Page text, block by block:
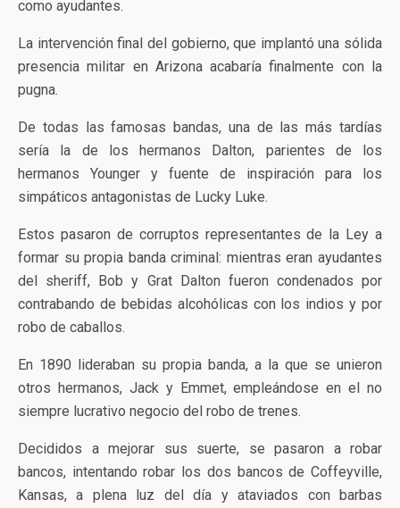
como ayudantes.
La intervención final del gobierno, que implantó una sólida
presencia militar en Arizona acabaría finalmente con la
pugna.
De todas las famosas bandas, una de las más tardías
sería la de los hermanos Dalton, parientes de los
hermanos Younger y fuente de inspiración para los
simpáticos antagonistas de Lucky Luke.
Estos pasaron de corruptos representantes de la Ley a
formar su propia banda criminal: mientras eran ayudantes
del sheriff, Bob y Grat Dalton fueron condenados por
contrabando de bebidas alcohólicas con los indios y por
robo de caballos.
En 1890 lideraban su propia banda, a la que se unieron
otros hermanos, Jack y Emmet, empleándose en el no
siempre lucrativo negocio del robo de trenes.
Decididos a mejorar sus suerte, se pasaron a robar
bancos, intentando robar los dos bancos de Coffeyville,
Kansas, a plena luz del día y ataviados con barbas